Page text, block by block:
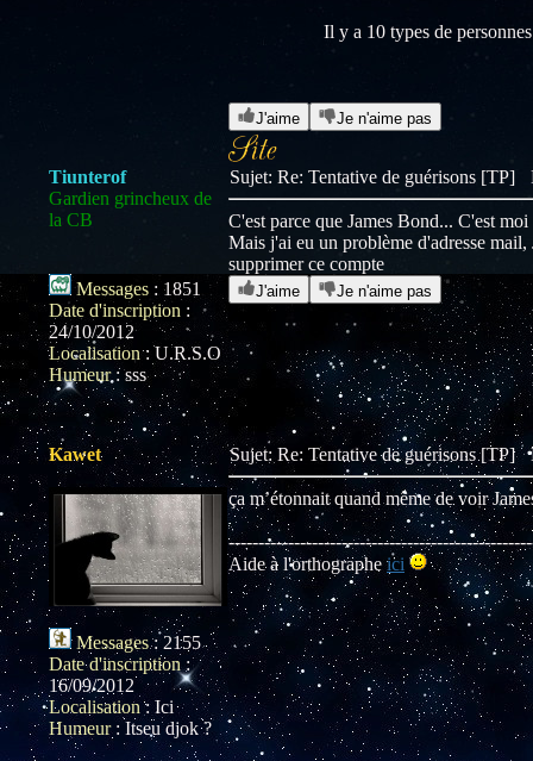
Il y a 10 types de
J'aime Je n'aime pas
Tiunterof
Gardien grincheux de
la CB
Messages : 1851
Date d'inscription :
24/10/2012
Localisation:U.R.S.O
Humeur:sss
Sujet: Re: Tentative de guérisons [TP]
C'est parce que James Bond... C'est moi
Mais j'ai eu un problème d'adresse
supprimer ce compte
J'aime Je n'aime pas
Kawet
Messages: 2155
Date d'inscription:
16/09/2012
Localisation : Ici
Humeur: Itseu djok ?
Sujet: Re: Tentative de guérisons [TP]
ça m’étonnait quand même de voir
Aide à l'orthographe ici
LPBCRQA